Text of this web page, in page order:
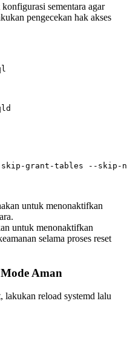
sementara agar
pengecekan hak akses
untuk menonaktifkan
untuk menonaktifkan
selama proses reset
Aman
lakukan reload systemd lalu